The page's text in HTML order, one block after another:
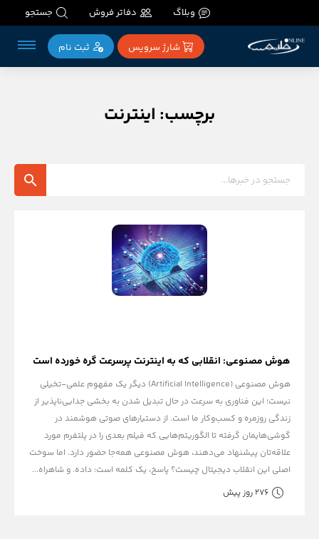
وبلاگ دفاتر فروش جستجو
شارژ سرویس ثبت‌ نام
برچسب: اینترنت
هوش مصنوعی: انقلابی که به اینترنت پرسرعت گره خورده است
هوش مصنوعی (Artificial Intelligence) دیگر یک مفهوم علمی-تخیلی
نیست؛ این فناوری به سرعت در حال تبدیل شدن به بخشی جدایی‌ناپذیر از
زندگی روزمره و کسب‌وکار ما است. از دستیارهای صوتی هوشمند در
گوشی‌هایمان گرفته تا الگوریتم‌هایی که فیلم بعدی را در پلتفرم مورد
علاقه‌تان پیشنهاد می‌دهند، هوش مصنوعی همه‌جا حضور دارد. اما سوخت
اصلی این انقلاب دیجیتال چیست؟ پاسخ، یک کلمه است: داده. و شاهراه...
276 روز پیش